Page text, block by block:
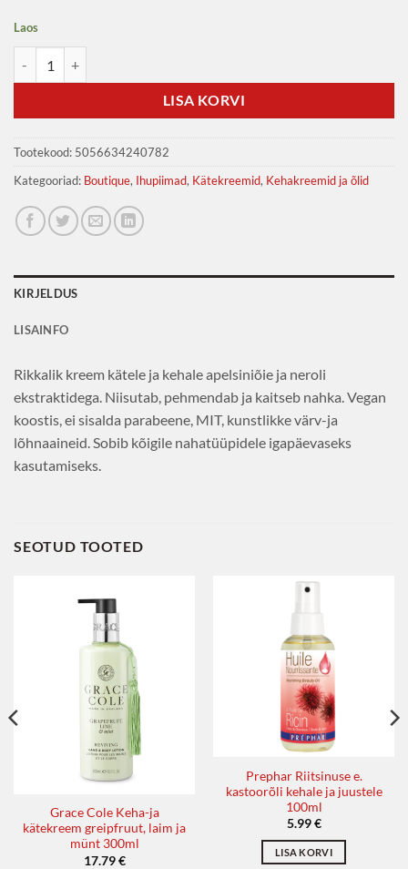
Laos
LISA KORVI
Tootekood: 5056634240782
Kategooriad: Boutique, Ihupiimad, Kätekreemid, Kehakreemid ja õlid
KIRJELDUS
LISAINFO
Rikkalik kreem kätele ja kehale apelsiniõie ja neroli
ekstraktidega. Niisutab, pehmendab ja kaitseb nahka. Vegan
koostis, ei sisalda parabeene, MIT, kunstlikke värv-ja
lõhnaaineid. Sobib kõigile nahatüüpidele igapäevaseks
kasutamiseks.
SEOTUD TOOTED
Grace Cole Keha-ja
kätekreem greipfruut, laim ja
münt 300ml
17.79€
Prephar Riitsinuse e.
kastoorõli kehale ja juustele
100ml
5.99€
LISA KORVI